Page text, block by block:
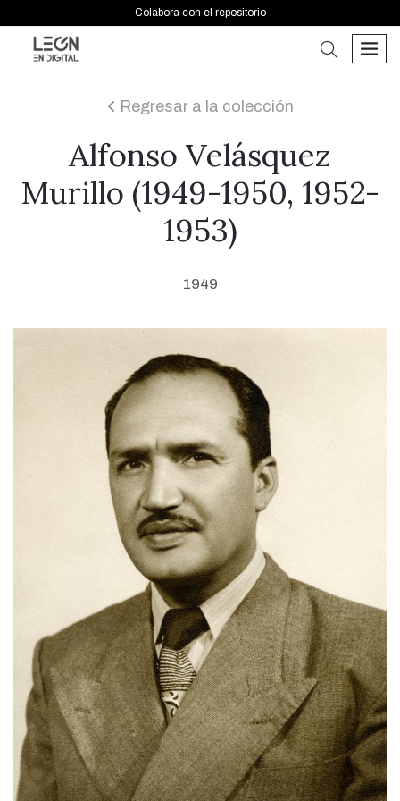
Colabora con el repositorio
buscar
icon
Regresar a la colección
Alfonso Velásquez
Murillo (1949-1950, 1952-
1953)
1949